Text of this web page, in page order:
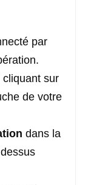
par
cliquant sur
de votre
dans la